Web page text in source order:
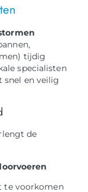
tijdig
specialisten
snel en veilig
de
te voorkomen